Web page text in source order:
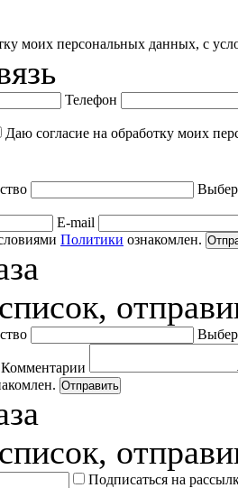
моих персональных данных, с
Телефон
Даю согласие на обработку моих
E-mail
Политики ознакомлен.
Комментарии
Отправить
Подписаться на